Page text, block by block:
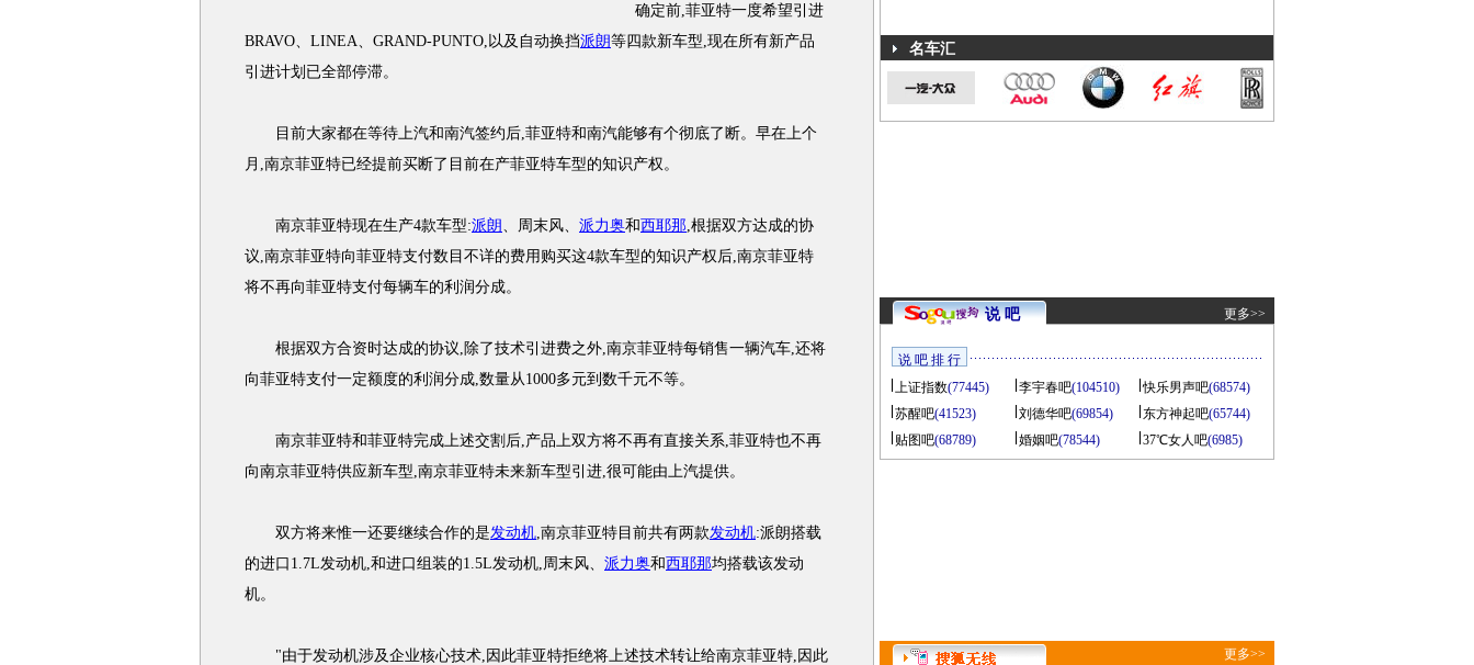
确定前,菲亚特一度希望引进
BRAVO、LINEA、GRAND-PUNTO,以及自动换挡派朗等四款新车型,现在所有新产品
引进计划已全部停滞。
目前大家都在等待上汽和南汽签约后,菲亚特和南汽能够有个彻底了断。早在上个
月,南京菲亚特已经提前买断了目前在产菲亚特车型的知识产权。
南京菲亚特现在生产4款车型:派朗 、周末风、 派力奥和西耶那,根据双方达成的协
议,南京菲亚特向菲亚特支付数目不详的费用购买这4款车型的知识产权后,南京菲亚特
将不再向菲亚特支付每辆车的利润分成。
根据双方合资时达成的协议,除了技术引进费之外,南京菲亚特每销售一辆汽车,还将
向菲亚特支付一定额度的利润分成,数量从1000多元到数千元不等。
南京菲亚特和菲亚特完成上述交割后,产品上双方将不再有直接关系,菲亚特也不再
向南京菲亚特供应新车型,南京菲亚特未来新车型引进,很可能由上汽提供。
双方将来惟一还要继续合作的是发动机,南京菲亚特目前共有两款发动机:派朗搭载
的进口1.7L发动机,和进口组装的1.5L发动机,周末风、 派力奥和西耶那均搭载该发动
机。
"由于发动机涉及企业核心技术,因此菲亚特拒绝将上述技术转让给南京菲亚特,因此
名车汇
说 吧 更多>>
说 吧 排 行
上证指数(77445) 李宇春吧(104510) 快乐男声吧(68574)
苏醒吧(41523) 刘德华吧(69854) 东方神起吧(65744)
贴图吧(68789) 婚姻吧(78544) 37℃女人吧(6985)
更多>>